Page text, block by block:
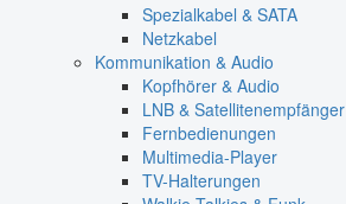
Spezialkabel & SATA
Netzkabel
Kommunikation & Audio
Kopfhörer & Audio
LNB & Satellitenempfänger
Fernbedienungen
Multimedia-Player
TV-Halterungen